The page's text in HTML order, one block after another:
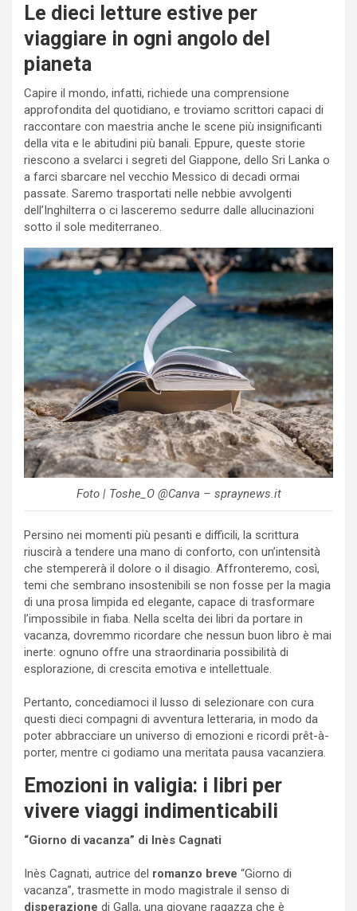
Le dieci letture estive per
viaggiare in ogni angolo del
pianeta
Capire il mondo, infatti, richiede una comprensione
approfondita del quotidiano, e troviamo scrittori capaci di
raccontare con maestria anche le scene più insignificanti
della vita e le abitudini più banali. Eppure, queste storie
riescono a svelarci i segreti del Giappone, dello Sri Lanka o
a farci sbarcare nel vecchio Messico di decadi ormai
passate. Saremo trasportati nelle nebbie avvolgenti
dell’Inghilterra o ci lasceremo sedurre dalle allucinazioni
sotto il sole mediterraneo.
Foto | Toshe_O @Canva – spraynews.it
Persino nei momenti più pesanti e difficili, la scrittura
riuscirà a tendere una mano di conforto, con un’intensità
che stempererà il dolore o il disagio. Affronteremo, così,
temi che sembrano insostenibili se non fosse per la magia
di una prosa limpida ed elegante, capace di trasformare
l’impossibile in fiaba. Nella scelta dei libri da portare in
vacanza, dovremmo ricordare che nessun buon libro è mai
inerte: ognuno offre una straordinaria possibilità di
esplorazione, di crescita emotiva e intellettuale.
Pertanto, concediamoci il lusso di selezionare con cura
questi dieci compagni di avventura letteraria, in modo da
poter abbracciare un universo di emozioni e ricordi prêt-à-
porter, mentre ci godiamo una meritata pausa vacanziera.
Emozioni in valigia: i libri per
vivere viaggi indimenticabili
“Giorno di vacanza” di Inès Cagnati
Inès Cagnati, autrice del romanzo breve “Giorno di
vacanza”, trasmette in modo magistrale il senso di
disperazione di Galla, una giovane ragazza che è